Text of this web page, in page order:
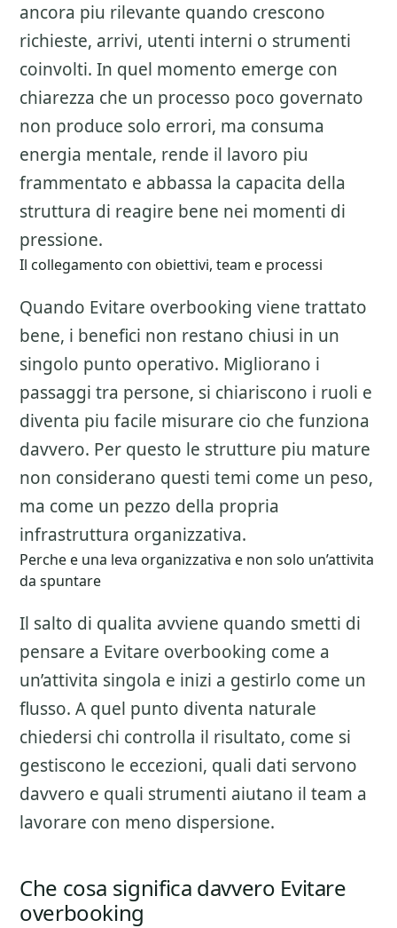
ancora piu rilevante quando crescono
richieste, arrivi, utenti interni o strumenti
coinvolti. In quel momento emerge con
chiarezza che un processo poco governato
non produce solo errori, ma consuma
energia mentale, rende il lavoro piu
frammentato e abbassa la capacita della
struttura di reagire bene nei momenti di
pressione.
Il collegamento con obiettivi, team e processi
Quando Evitare overbooking viene trattato
bene, i benefici non restano chiusi in un
singolo punto operativo. Migliorano i
passaggi tra persone, si chiariscono i ruoli e
diventa piu facile misurare cio che funziona
davvero. Per questo le strutture piu mature
non considerano questi temi come un peso,
ma come un pezzo della propria
infrastruttura organizzativa.
Perche e una leva organizzativa e non solo un’attivita
da spuntare
Il salto di qualita avviene quando smetti di
pensare a Evitare overbooking come a
un’attivita singola e inizi a gestirlo come un
flusso. A quel punto diventa naturale
chiedersi chi controlla il risultato, come si
gestiscono le eccezioni, quali dati servono
davvero e quali strumenti aiutano il team a
lavorare con meno dispersione.
Che cosa significa davvero Evitare
overbooking